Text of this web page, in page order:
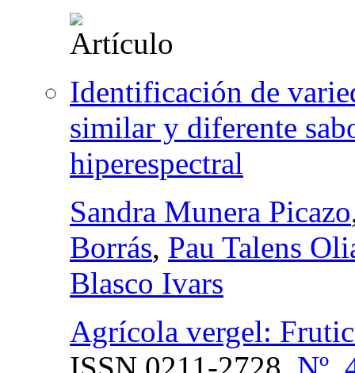
Identificación de
similar y diferente
hiperespectral
Sandra Munera Picazo
Borrás, Pau Talens
Blasco Ivars
Agrícola vergel: